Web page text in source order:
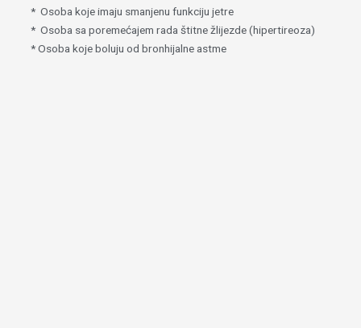
* Osoba koje imaju smanjenu funkciju jetre
* Osoba sa poremećajem rada štitne žlijezde (hipertireoza)
* Osoba koje boluju od bronhijalne astme